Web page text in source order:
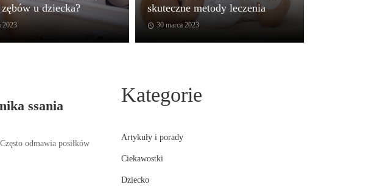
u dziecka?
2023
skuteczne metody leczenia
30 marca 2023
ssania
odmawia posiłków
Kategorie
Artykuły i porady
Ciekawostki
Dziecko